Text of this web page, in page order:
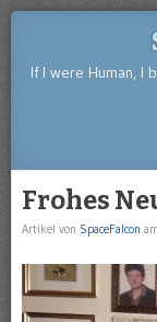
If I were Human, I
Frohes
Artikel von SpaceFalcon am